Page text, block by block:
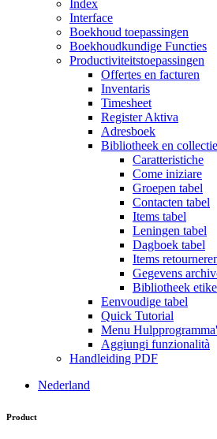
Index
Interface
Boekhoud toepassingen
Boekhoudkundige Functies
Productiviteitstoepassingen
Offertes en facturen
Inventaris
Timesheet
Register Aktiva
Adresboek
Bibliotheek en
Caratteristiche
Come iniziare
Groepen tabel
Contacten tabel
Items tabel
Leningen tabel
Dagboek tabel
Items
Gegevens
Bibliotheek
Eenvoudige tabel
Quick Tutorial
Menu
Aggiungi funzionalità
Handleiding PDF
Nederland
Product